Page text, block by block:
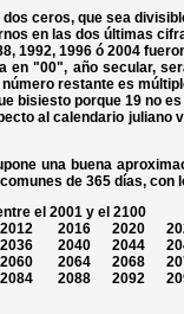
ceros, que sea
en las dos últimas
1992, 1996 ó 2004
en "00", año secular,
restante es
bisiesto porque 19 no
al calendario juliano
una buena
de 365 días,
el 2001 y el 2100
2016 2020
2040 2044
2064 2068
2088 2092